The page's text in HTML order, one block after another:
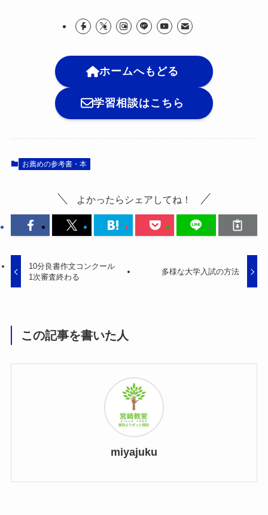
ホームへもどる
学習相談はこちら
お薦めの参考書・本
よかったらシェアしてね！
10分良書作文コンクール
1次審査終わる
多様な大学入試の方法
この記事を書いた人
miyajuku